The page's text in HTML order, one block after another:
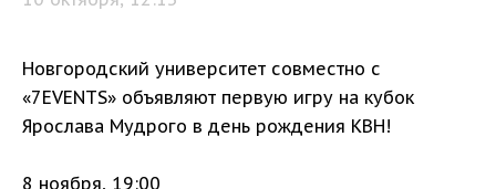
Новгородский университет совместно с
«7EVENTS» объявляют первую игру на кубок
Ярослава Мудрого в день рождения КВН!
8 ноября, 19:00